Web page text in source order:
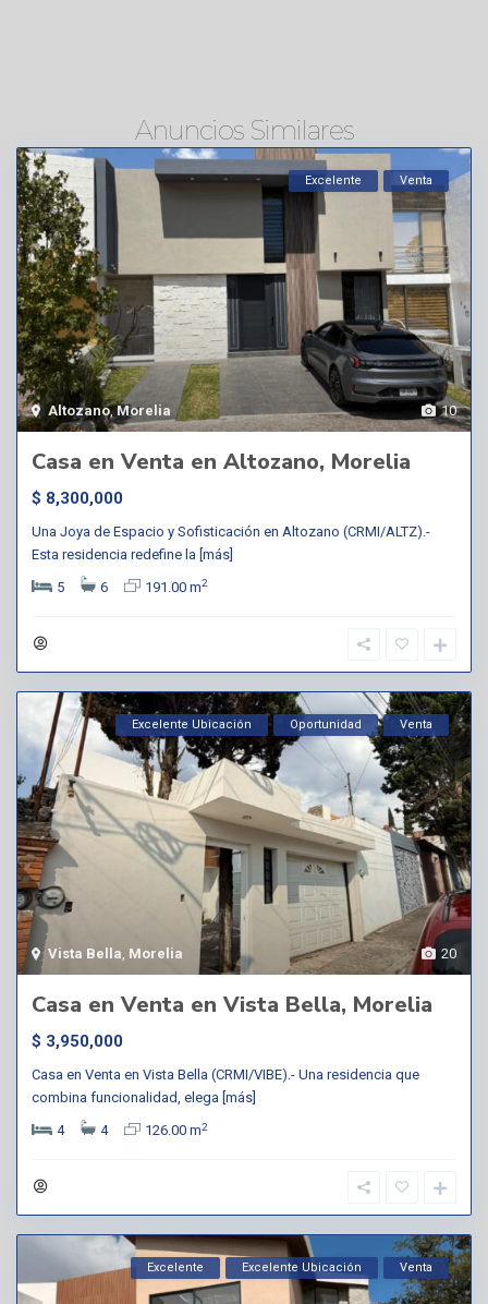
Anuncios Similares
10
Altozano,Morelia
Excelente Venta
Casa en Venta en Altozano, Morelia
$ 8,300,000
Una Joya de Espacio y Sofisticación en Altozano (CRMI/ALTZ).-
Esta residencia redefine la [más]
5
6 191.00 m2
20
Vista Bella, Morelia
Excelente Ubicación Oportunidad Venta
Casa en Venta en Vista Bella, Morelia
$ 3,950,000
Casa en Venta en Vista Bella (CRMI/VIBE).- Una residencia que
combina funcionalidad, elega [más]
4
4 126.00 m2
Excelente Excelente Ubicación Venta